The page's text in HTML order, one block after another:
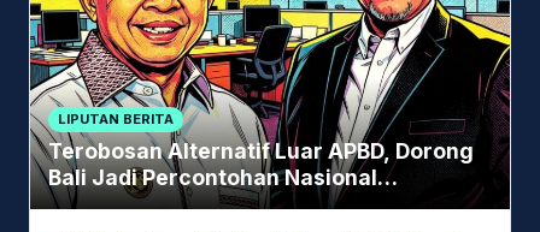
LIPUTAN BERITA
Terobosan Alternatif Luar APBD, Dorong
Bali Jadi Percontohan Nasional
Pembiayaan Daerah